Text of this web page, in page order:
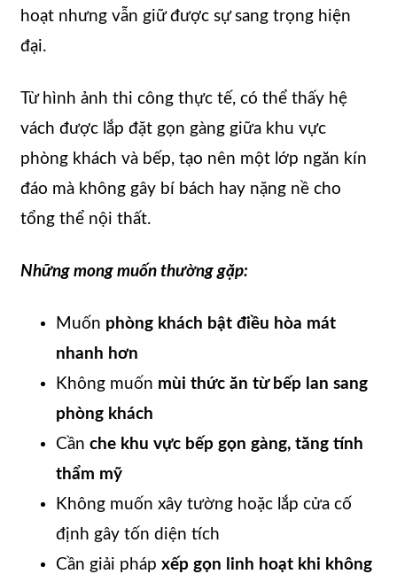
hoạt nhưng vẫn giữ được sự sang trọng hiện
đại.
Từ hình ảnh thi công thực tế, có thể thấy hệ
vách được lắp đặt gọn gàng giữa khu vực
phòng khách và bếp, tạo nên một lớp ngăn kín
đáo mà không gây bí bách hay nặng nề cho
tổng thể nội thất.
Những mong muốn thường gặp:
Muốn phòng khách bật điều hòa mát
nhanh hơn
Không muốn mùi thức ăn từ bếp lan sang
phòng khách
Cần che khu vực bếp gọn gàng, tăng tính
thẩm mỹ
Không muốn xây tường hoặc lắp cửa cố
định gây tốn diện tích
Cần giải pháp xếp gọn linh hoạt khi không